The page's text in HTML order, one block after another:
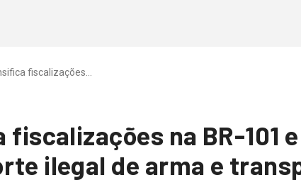
fiscalizações…
fiscalizações na BR-101
ilegal de arma e